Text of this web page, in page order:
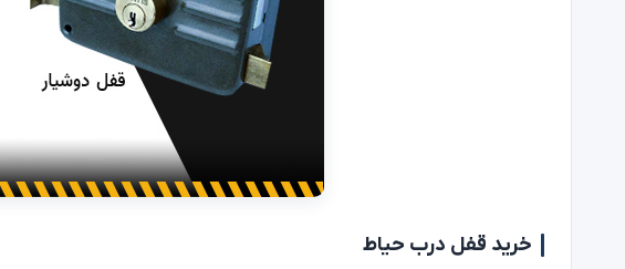
خرید قفل درب حیاط